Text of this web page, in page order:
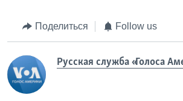
Поделиться Follow us
Русская служба «Голоса